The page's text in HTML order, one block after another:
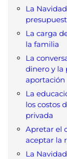
La
La carga
la familia
La
dinero y la
aportación
La
los costos
privada
Apretar el
aceptar la
La